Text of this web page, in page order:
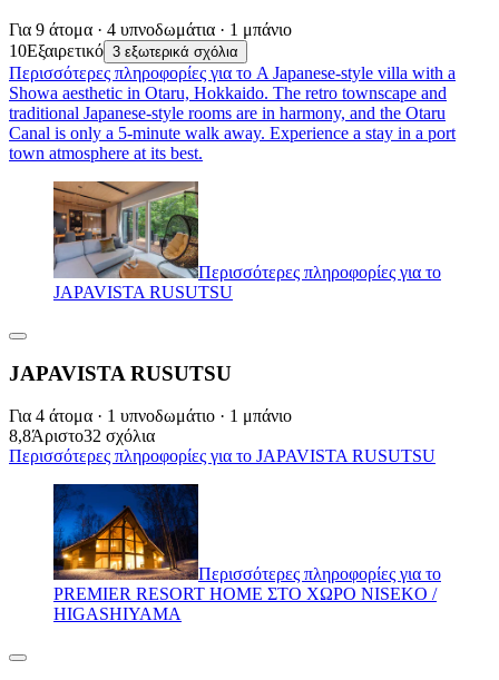
Για 9 άτομα · 4 υπνοδωμάτια · 1 μπάνιο
10Εξαιρετικό 3 εξωτερικά σχόλια
Περισσότερες πληροφορίες για το A Japanese-style villa with a
Showa aesthetic in Otaru, Hokkaido. The retro townscape and
traditional Japanese-style rooms are in harmony, and the Otaru
Canal is only a 5-minute walk away. Experience a stay in a port
town atmosphere at its best.
Περισσότερες πληροφορίες για το
JAPAVISTA RUSUTSU
JAPAVISTA RUSUTSU
Για 4 άτομα · 1 υπνοδωμάτιο · 1 μπάνιο
8,8Άριστο32 σχόλια
Περισσότερες πληροφορίες για το JAPAVISTA RUSUTSU
Περισσότερες πληροφορίες για το
PREMIER RESORT HOME ΣΤΟ ΧΩΡΟ NISEKO /
HIGASHIYAMA